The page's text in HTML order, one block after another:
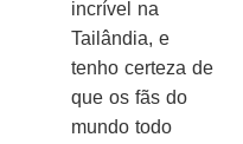
incrível na
Tailândia, e
tenho certeza de
que os fãs do
mundo todo